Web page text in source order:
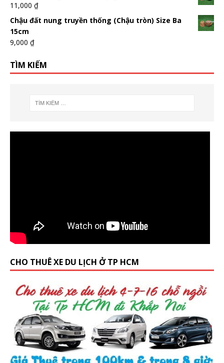
11,000 ₫
Chậu đất nung truyền thống (Chậu tròn) Size Ba
15cm
9,000 ₫
TÌM KIẾM
CHO THUÊ XE DU LỊCH Ở TP HCM